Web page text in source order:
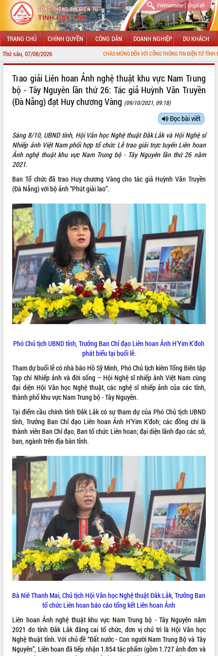
Vietnamese| English
TRANG CHỦ CHÍNH QUYỀN CÔNG DÂN DOANH NGHIỆP DU KHÁCH
Thứ sáu, 07/08/2026 CHÀO MỪNG ĐẾN VỚI CỔNG THÔNG TIN ĐIỆN TỬ TỈNH ĐẮK LẮK
LÃNH ĐẠO UBND TỈNH
SỞ, BAN, NGÀNH
UBND CÁC XÃ, PHƯỜNG
HỆ THỐNG VĂN BẢN
VĂN BẢN HĐND TỈNH
ĐIỂM TIN VĂN BẢN
QUY HOẠCH - KẾ HOẠCH
Loading the player...
Khám bệnh, cấp phát thuốc miễn phí
và tặng quà người dân xã Cư Pui
Hội nghị UBND tỉnh Đắk Lắk thường kỳ
tháng 7/2026
Lễ truy tặng danh hiệu “Bà Mẹ Việt
Nam Anh hùng” và trao Huân chương
Lao động
UBND tỉnh Đắk Lắk triển khai nhiệm
vụ 6 tháng cuối năm 2026
Kỳ họp thứ Hai, Hội đồng nhân dân
tỉnh khóa XI quyết nghị nhiều nội dung
Bí thư Tỉnh ủy Lương Nguyễn Minh
Triết thăm, tặng quà người có công với
cách mạng
Rà soát, hoàn thiện hệ thống thiết chế
ALBUM ẢNH
Trao giải Liên hoan Ảnh nghệ thuật khu vực Nam Trung
bộ - Tây Nguyên lần thứ 26: Tác giả Huỳnh Văn Truyền
(Đà Nẵng) đạt Huy chương Vàng (09/10/2021, 09:18)
Đọc bài viết
Sáng 8/10, UBND tỉnh, Hội Văn học Nghệ thuật Đắk Lắk và Hội Nghệ sĩ
Nhiếp ảnh Việt Nam phối hợp tổ chức Lễ trao giải trực tuyến Liên hoan
Ảnh nghệ thuật khu vực Nam Trung bộ - Tây Nguyên lần thứ 26 năm
2021.
Ban Tổ chức đã trao Huy chương Vàng cho tác giả Huỳnh Văn Truyền
(Đà Nẵng) với bộ ảnh “Phút giải lao”.
Phó Chủ tịch UBND tỉnh, Trưởng Ban Chỉ đạo Liên hoan Ảnh H’Yim K’đoh
phát biểu tại buổi lễ.
Tham dự buổi lễ có nhà báo Hồ Sỹ Minh, Phó Chủ tịch kiêm Tổng Biên tập
Tạp chí Nhiếp ảnh và đời sống – Hội Nghệ sĩ nhiếp ảnh Việt Nam cùng
đại diện Hội Văn học Nghệ thuật, các nghệ sĩ nhiếp ảnh của các tỉnh,
thành phố khu vực Nam Trung bộ - Tây Nguyên.
Tại điểm cầu chính tỉnh Đắk Lắk có sự tham dự của Phó Chủ tịch UBND
tỉnh, Trưởng Ban Chỉ đạo Liên hoan Ảnh H’Yim K’đoh; các đồng chí là
thành viên Ban Chỉ đạo, Ban tổ chức Liên hoan; đại diện lãnh đạo các sở,
ban, ngành trên địa bàn tỉnh.
Bà Niê Thanh Mai, Chủ tịch Hội Văn học Nghệ thuật Đắk Lắk, Trưởng Ban
tổ chức Liên hoan báo cáo tổng kết Liên hoan Ảnh
Liên hoan Ảnh nghệ thuật khu vực Nam Trung bộ - Tây Nguyên năm
2021 do tỉnh Đắk Lắk đăng cai tổ chức, đơn vị chủ trì là Hội Văn học
Nghệ thuật tỉnh. Với chủ đề “Đất nước - Con người Nam Trung Bộ và Tây
Nguyên”, Liên hoan đã tiếp nhận 1.854 tác phẩm (gồm 1.727 ảnh đơn và